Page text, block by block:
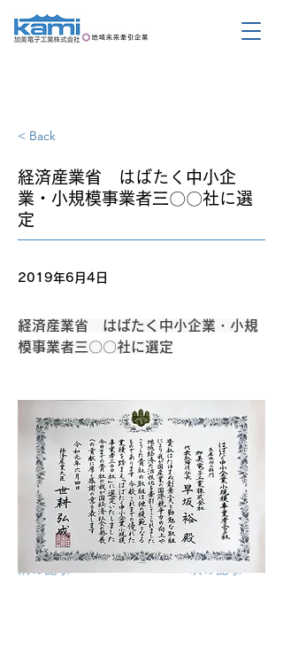
< Back
経済産業省 はばたく中小企
業・小規模事業者三〇〇社に選
定
2019年6月4日
経済産業省　はばたく中小企業・小規
模事業者三〇〇社に選定